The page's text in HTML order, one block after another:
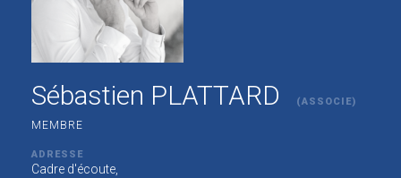
Sébastien PLATTARD (ASSOCIE)
MEMBRE
ADRESSE
Cadre d'écoute,